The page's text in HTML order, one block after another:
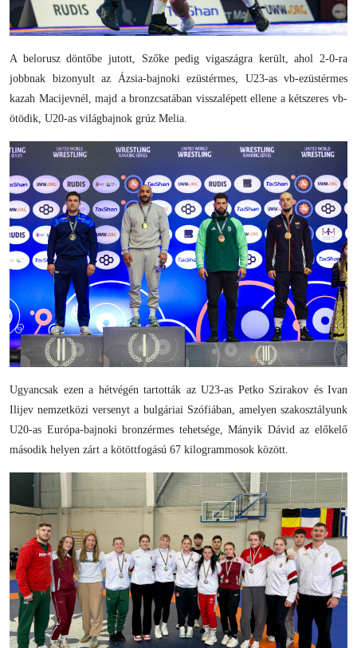
A belorusz döntőbe jutott, Szőke pedig vigaszágra került, ahol 2-0-ra
jobbnak bizonyult az Ázsia-bajnoki ezüstérmes, U23-as vb-ezüstérmes
kazah Macijevnél, majd a bronzcsatában visszalépett ellene a kétszeres vb-
ötödik, U20-as világbajnok grúz Melia.
Ugyancsak ezen a hétvégén tartották az U23-as Petko Szirakov és Ivan
Ilijev nemzetközi versenyt a bulgáriai Szófiában, amelyen szakosztályunk
U20-as Európa-bajnoki bronzérmes tehetsége, Mányik Dávid az előkelő
második helyen zárt a kötöttfogású 67 kilogrammosok között.